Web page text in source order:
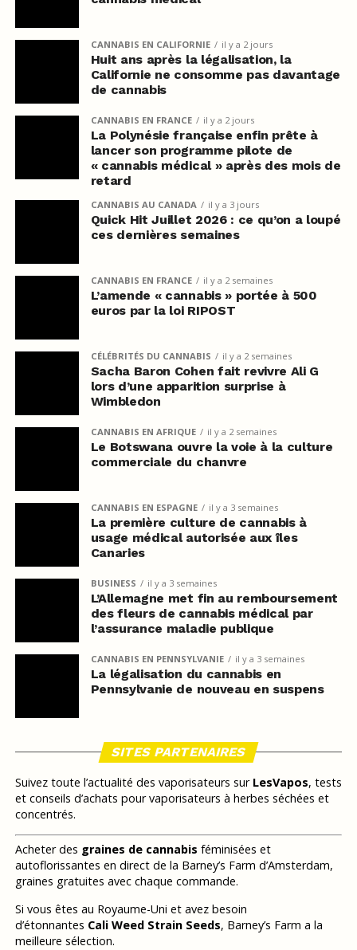
CANNABIS EN CALIFORNIE il y a 2 jours
Huit ans après la légalisation, la
Californie ne consomme pas davantage
de cannabis
CANNABIS EN FRANCE il y a 2 jours
La Polynésie française enfin prête à
lancer son programme pilote de
« cannabis médical » après des mois de
retard
CANNABIS AU CANADA il y a 3 jours
Quick Hit Juillet 2026 : ce qu’on a loupé
ces dernières semaines
CANNABIS EN FRANCE il y a 2 semaines
L’amende « cannabis » portée à 500
euros par la loi RIPOST
CÉLÉBRITÉS DU CANNABIS il y a 2 semaines
Sacha Baron Cohen fait revivre Ali G
lors d’une apparition surprise à
Wimbledon
CANNABIS EN AFRIQUE il y a 2 semaines
Le Botswana ouvre la voie à la culture
commerciale du chanvre
CANNABIS EN ESPAGNE il y a 3 semaines
La première culture de cannabis à
usage médical autorisée aux îles
Canaries
BUSINESS il y a 3 semaines
L’Allemagne met fin au remboursement
des fleurs de cannabis médical par
l’assurance maladie publique
CANNABIS EN PENNSYLVANIE il y a 3 semaines
La légalisation du cannabis en
Pennsylvanie de nouveau en suspens
SITES PARTENAIRES
Suivez toute l’actualité des vaporisateurs sur LesVapos, tests
et conseils d’achats pour vaporisateurs à herbes séchées et
concentrés.
Acheter des graines de cannabis féminisées et
autoflorissantes en direct de la Barney’s Farm d’Amsterdam,
graines gratuites avec chaque commande.
Si vous êtes au Royaume-Uni et avez besoin
d’étonnantes Cali Weed Strain Seeds, Barney’s Farm a la
meilleure sélection.